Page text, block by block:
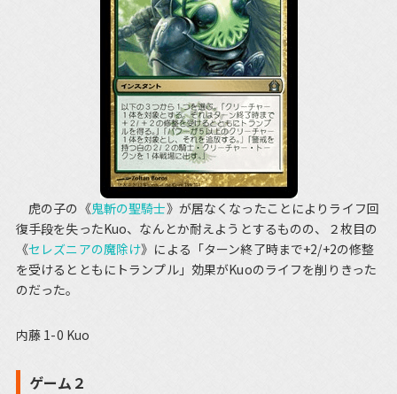
虎の子の《鬼斬の聖騎士》が居なくなったことによりライフ回
復手段を失ったKuo、なんとか耐えようとするものの、２枚目の
《セレズニアの魔除け》による「ターン終了時まで+2/+2の修整
を受けるとともにトランプル」効果がKuoのライフを削りきった
のだった。
内藤 1-0 Kuo
ゲーム２